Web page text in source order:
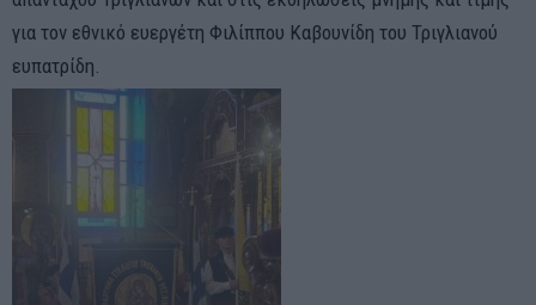
για τον εθνικό ευεργέτη Φιλίππου Καβουνίδη του Τριγλιανού
ευπατρίδη.